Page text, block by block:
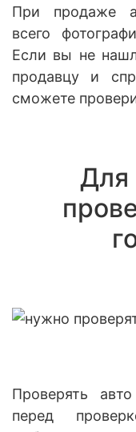
При продаже
всего
Если вы не
продавцу и
сможете
Для
Проверять
перед